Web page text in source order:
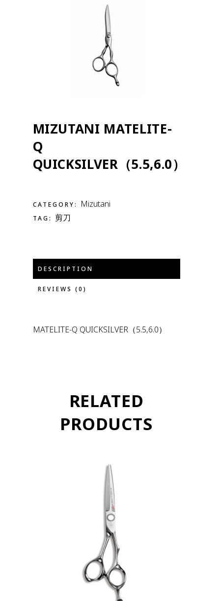
MIZUTANI MATELITE-
Q
QUICKSILVER（5.5,6.0）
CATEGORY: Mizutani
TAG: 剪刀
DESCRIPTION
REVIEWS (0)
MATELITE-Q QUICKSILVER（5.5,6.0）
RELATED
PRODUCTS